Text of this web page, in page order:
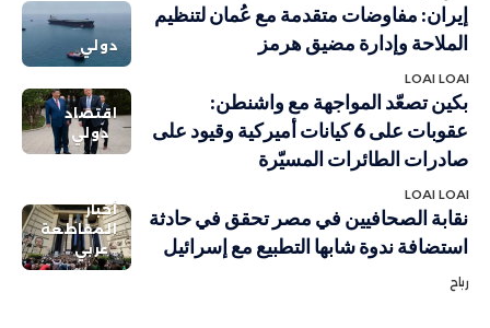
دولي
إيران: مفاوضات متقدمة مع عُمان لتنظيم
الملاحة وإدارة مضيق هرمز
LOAI LOAI
اقتصاد
دولي
بكين تصعّد المواجهة مع واشنطن:
عقوبات على 6 كيانات أميركية وقيود على
صادرات الطائرات المسيّرة
LOAI LOAI
أخبار
المقاطعة
عربي
نقابة الصحافيين في مصر تحقق في حادثة
استضافة ندوة شابها التطبيع مع إسرائيل
رباح